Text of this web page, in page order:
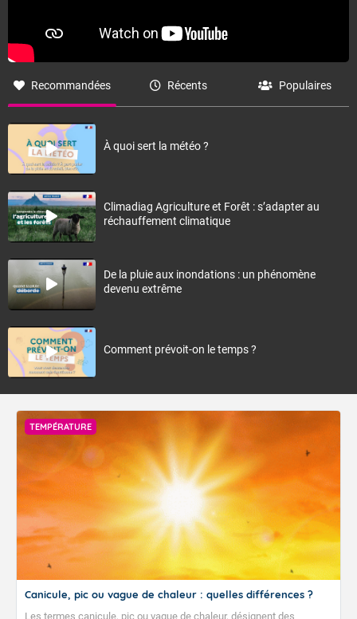
Recommandées Récents Populaires
À quoi sert la météo ?
Climadiag Agriculture et Forêt : s’adapter au
réchauffement climatique
De la pluie aux inondations : un phénomène
devenu extrême
Comment prévoit-on le temps ?
TEMPÉRATURE
Canicule, pic ou vague de chaleur : quelles différences ?
Les termes canicule, pic ou vague de chaleur, désignent des